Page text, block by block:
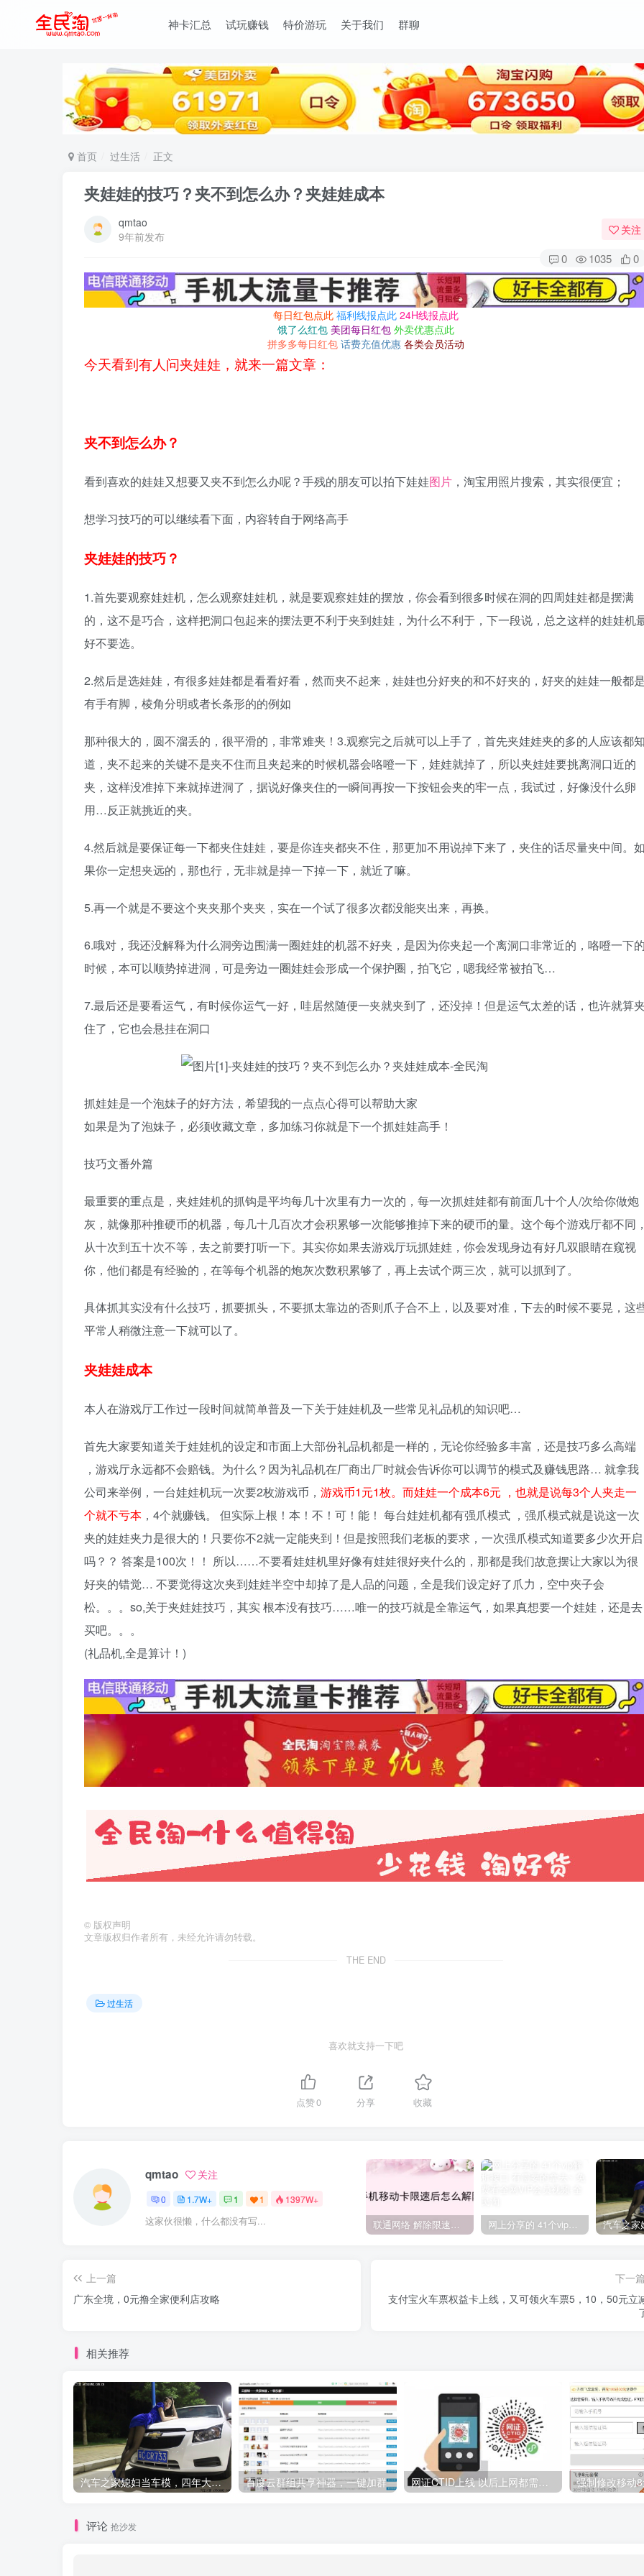
神卡汇总 试玩赚钱 特价游玩 关于我们 群聊
首页 过生活 正文
夹娃娃的技巧？夹不到怎么办？夹娃娃成本
qmtao
9年前发布
关注
0 1035 0
每日红包点此 福利线报点此 24H线报点此
饿了么红包 美团每日红包 外卖优惠点此
拼多多每日红包 话费充值优惠 各类会员活动
今天看到有人问夹娃娃，就来一篇文章：
夹不到怎么办？
看到喜欢的娃娃又想要又夹不到怎么办呢？手残的朋友可以拍下娃娃图片 ，淘宝用照片搜索，其实很便宜；
想学习技巧的可以继续看下面，内容转自于网络高手
夹娃娃的技巧？
1.首先要观察娃娃机，怎么观察娃娃机，就是要观察娃娃的摆放，你会看到很多时候在洞的四周娃娃都是摆满
的，这不是巧合，这样把洞口包起来的摆法更不利于夹到娃娃，为什么不利于，下一段说，总之这样的娃娃机
好不要选。
2.然后是选娃娃，有很多娃娃都是看看好看，然而夹不起来，娃娃也分好夹的和不好夹的，好夹的娃娃一般都
有手有脚，棱角分明或者长条形的的例如
那种很大的，圆不溜丢的，很平滑的，非常难夹！3.观察完之后就可以上手了，首先夹娃娃夹的多的人应该都
道，夹不起来的关键不是夹不住而且夹起来的时候机器会咯噔一下，娃娃就掉了，所以夹娃娃要挑离洞口近的
夹，这样没准掉下来就掉进洞了，据说好像夹住的一瞬间再按一下按钮会夹的牢一点，我试过，好像没什么卵
用…反正就挑近的夹。
4.然后就是要保证每一下都夹住娃娃，要是你连夹都夹不住，那更加不用说掉下来了，夹住的话尽量夹中间。
果你一定想夹远的，那也行，无非就是掉一下掉一下，就近了嘛。
5.再一个就是不要这个夹夹那个夹夹，实在一个试了很多次都没能夹出来，再换。
6.哦对，我还没解释为什么洞旁边围满一圈娃娃的机器不好夹，是因为你夹起一个离洞口非常近的，咯噔一下
时候，本可以顺势掉进洞，可是旁边一圈娃娃会形成一个保护圈，拍飞它，嗯我经常被拍飞…
7.最后还是要看运气，有时候你运气一好，哇居然随便一夹就夹到了，还没掉！但是运气太差的话，也许就算
住了，它也会悬挂在洞口
抓娃娃是一个泡妹子的好方法，希望我的一点点心得可以帮助大家
如果是为了泡妹子，必须收藏文章，多加练习你就是下一个抓娃娃高手！
技巧文番外篇
最重要的重点是，夹娃娃机的抓钩是平均每几十次里有力一次的，每一次抓娃娃都有前面几十个人/次给你做炮
灰，就像那种推硬币的机器，每几十几百次才会积累够一次能够推掉下来的硬币的量。这个每个游戏厅都不同
从十次到五十次不等，去之前要打听一下。其实你如果去游戏厅玩抓娃娃，你会发现身边有好几双眼睛在窥视
你，他们都是有经验的，在等每个机器的炮灰次数积累够了，再上去试个两三次，就可以抓到了。
具体抓其实没有什么技巧，抓要抓头，不要抓太靠边的否则爪子合不上，以及要对准，下去的时候不要晃，这
平常人稍微注意一下就可以了。
夹娃娃成本
本人在游戏厅工作过一段时间就简单普及一下关于娃娃机及一些常见礼品机的知识吧…
首先大家要知道关于娃娃机的设定和市面上大部份礼品机都是一样的，无论你经验多丰富，还是技巧多么高端
，游戏厅永远都不会赔钱。为什么？因为礼品机在厂商出厂时就会告诉你可以调节的模式及赚钱思路… 就拿我
公司来举例，一台娃娃机玩一次要2枚游戏币， 游戏币1元1枚。而娃娃一个成本6元 ，也就是说每3个人夹走一
个就不亏本 ，4个就赚钱。 但实际上根！本！不！可！能！ 每台娃娃机都有强爪模式 ，强爪模式就是说这一次
夹的娃娃夹力是很大的！只要你不2就一定能夹到！但是按照我们老板的要求，一次强爪模式知道要多少次开启
吗？？ 答案是100次！！ 所以……不要看娃娃机里好像有娃娃很好夹什么的，那都是我们故意摆让大家以为很
好夹的错觉… 不要觉得这次夹到娃娃半空中却掉了是人品的问题，全是我们设定好了爪力，空中夾子会
松。。。so,关于夹娃娃技巧，其实 根本没有技巧……唯一的技巧就是全靠运气，如果真想要一个娃娃，还是去
买吧。。。
(礼品机,全是算计！)
© 版权声明
文章版权归作者所有，未经允许请勿转载。
THE END
过生活
喜欢就支持一下吧
点赞0 分享 收藏
qmtao 关注
0 1.7W+ 1 1 1397W+
这家伙很懒，什么都没有写... 联通网络 解除限速方法参考！畅享、畅玩、老白干等及其它地区自测了 网上分享的 41个vip解析接口 有需要的拿去~ 免费看全网VIP会员视频
上一篇
广东全境，0元撸全家便利店攻略
下一
支付宝火车票权益卡上线，又可领火车票5，10，50元立
相关推荐
汽车之家媳妇当车模，四年大汇总，500多张媳妇图 百度云群组共享神器，一键加群 网证CTID上线 以后上网都需要 附开通方法
评论 抢沙发